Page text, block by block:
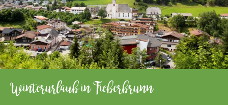
Winterurlaub in Fieberbrunn